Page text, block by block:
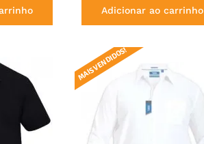
Adicionar ao carrinho
MAIS VENDIDOS!